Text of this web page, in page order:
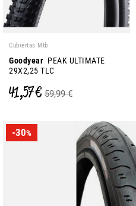
Cubiertas Mtb
Goodyear PEAK ULTIMATE
29X2,25 TLC
41,57 € 59,99 €
-30%